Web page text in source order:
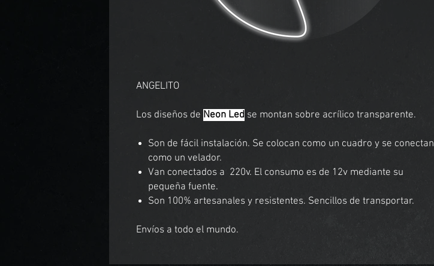
ANGELITO
Los diseños de Neon Led se montan sobre acrílico transparente.
Son de fácil instalación. Se colocan como un cuadro y se conectan
como un velador.
Van conectados a 220v. El consumo es de 12v mediante su
pequeña fuente.
Son 100% artesanales y resistentes. Sencillos de transportar.
Envíos a todo el mundo.